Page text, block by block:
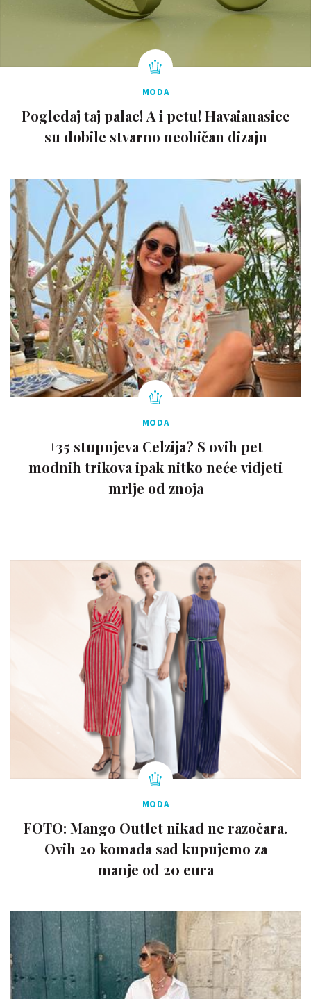
MODA
Pogledaj taj palac! A i petu! Havaianasice
su dobile stvarno neobičan dizajn
MODA
+35 stupnjeva Celzija? S ovih pet
modnih trikova ipak nitko neće vidjeti
mrlje od znoja
MODA
FOTO: Mango Outlet nikad ne razočara.
Ovih 20 komada sad kupujemo za
manje od 20 eura